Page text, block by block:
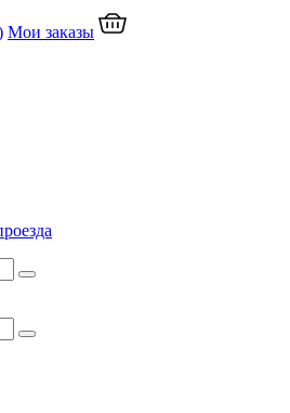
Мои заказы